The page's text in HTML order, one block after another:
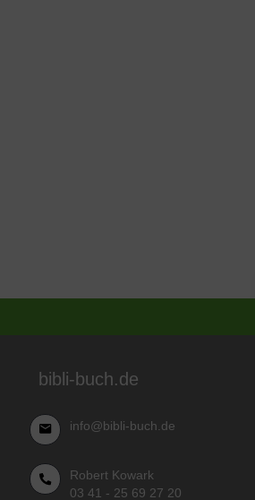
bibli-buch.de
info@bibli-buch.de
Robert Kowark
03 41 - 25 69 27 20